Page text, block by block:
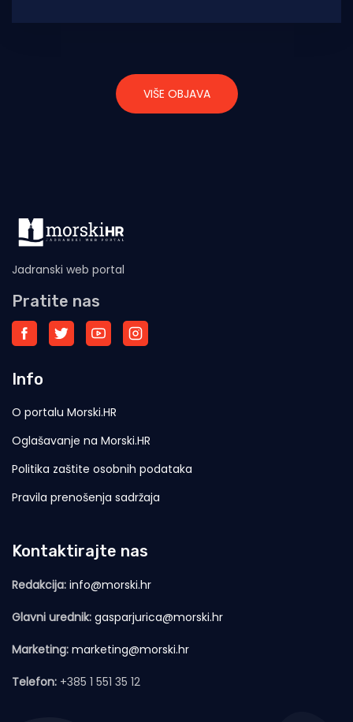
VIŠE OBJAVA
Jadranski web portal
Pratite nas
Info
O portalu Morski.HR
Oglašavanje na Morski.HR
Politika zaštite osobnih podataka
Pravila prenošenja sadržaja
Kontaktirajte nas
Redakcija: info@morski.hr
Glavni urednik: gasparjurica@morski.hr
Marketing: marketing@morski.hr
Telefon: +385 1 551 35 12